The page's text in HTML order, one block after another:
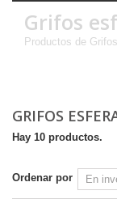
Grifos
Productos de
GRIFOS
Hay 10 productos.
Ordenar por